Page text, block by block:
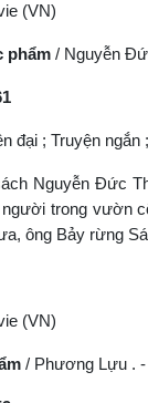
(VN)
phẩm / Nguyễn
đại ; Truyện
Nguyễn Đức
trong vườn
ông Bảy rừng
(VN)
/ Phương Lựu . -